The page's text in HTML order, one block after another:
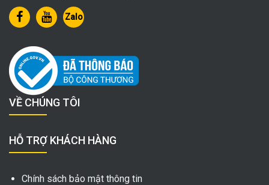
Zalo
VỀ CHÚNG TÔI
HỖ TRỢ KHÁCH HÀNG
Chính sách bảo mật thông tin